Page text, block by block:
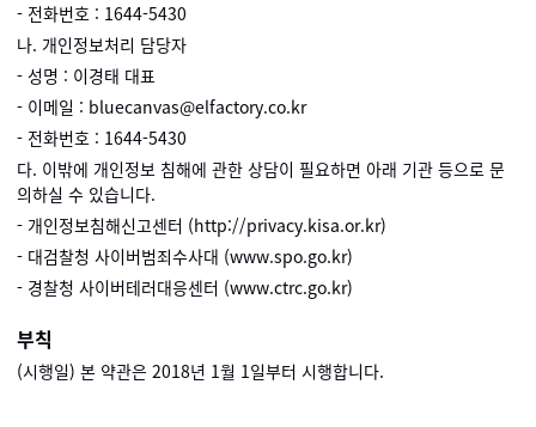
- 전화번호 : 1644-5430
나. 개인정보처리 담당자
- 성명 : 이경태 대표
- 이메일 : bluecanvas@elfactory.co.kr
- 전화번호 : 1644-5430
다. 이밖에 개인정보 침해에 관한 상담이 필요하면 아래 기관 등으로 문
의하실 수 있습니다.
- 개인정보침해신고센터 (http://privacy.kisa.or.kr)
- 대검찰청 사이버범죄수사대 (www.spo.go.kr)
- 경찰청 사이버테러대응센터 (www.ctrc.go.kr)
부칙
(시행일) 본 약관은 2018년 1월 1일부터 시행합니다.